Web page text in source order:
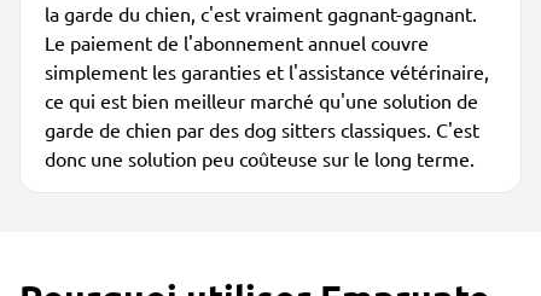
la garde du chien, c'est vraiment gagnant-gagnant.
Le paiement de l'abonnement annuel couvre
simplement les garanties et l'assistance vétérinaire,
ce qui est bien meilleur marché qu'une solution de
garde de chien par des dog sitters classiques. C'est
donc une solution peu coûteuse sur le long terme.